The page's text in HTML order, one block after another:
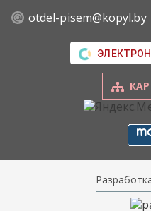
otdel-pisem@kopyl.by